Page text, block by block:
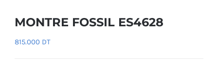
MONTRE FOSSIL ES4628
815.000 DT